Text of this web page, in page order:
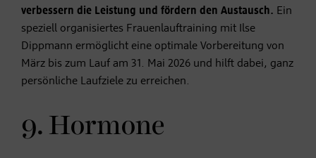
verbessern die Leistung und fördern den Austausch. Ein
speziell organisiertes Frauenlauftraining mit Ilse
Dippmann ermöglicht eine optimale Vorbereitung von
März bis zum Lauf am 31. Mai 2026 und hilft dabei, ganz
persönliche Laufziele zu erreichen.
9. Hormone